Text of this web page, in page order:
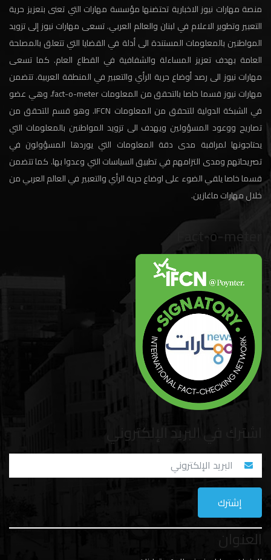
منصة مهارات نيوز الاخبارية تحتضنها مؤسسة مهارات التي تعنى بتعزيز حرية
التعبير وتطوير الاعلام في لبنان والعالم العربي. تسعى مهارات نيوز إلى تزويد
المواطنين بالمعلومات المستندة الى أدلة في القضايا التي تتعلق بالمصلحة
العامة بهدف تعزيز المساءلة والشفافية في القطاع العام. كما تسعى
مهارات نيوز الى رصد أوضاع حرية الرأي والتعبير في المنطقة العربية. تتضمن
مهارات نيوز قسما خاصا بالتحقق من المعلومات fact-o-meter، وهي عضو
في الشبكة الدولية للتحقق من المعلومات IFCN. وهو قسم للتحقق من
تصاريح ووعود المسؤولين ويهدف الى تزويد المواطنين بالمعلومات التي
يحتاجونها لمراقبة مدى دقة المعلومات التي يوردها المسؤولون في
تصريحاتهم ومدى التزامهم في تطبيق السياسات التي وعدوا بها. كما تتضمن
قسما خاصا يلقي الضوء على اوضاع حرية الرأي والتعبير في العالم العربي من
خلال مهارات ماغازين.
Fact-o-meter
اشترك في البريد الإلكتروني
العنوان